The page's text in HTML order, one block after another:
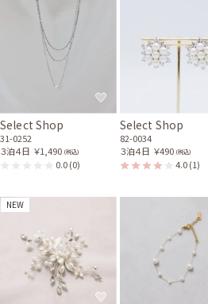
Select Shop
31-0252
３泊４日 ￥1,490 (税込)
0.0(0)
Select Shop
82-0034
３泊４日 ￥490 (税込)
4.0(1)
NEW